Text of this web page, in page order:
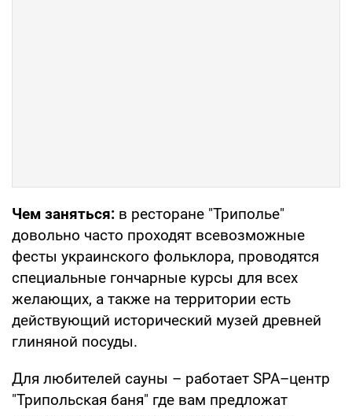
Чем заняться: в ресторане "Триполье"
довольно часто проходят всевозможные
фесты украинского фольклора, проводятся
специальные гончарные курсы для всех
желающих, а также на территории есть
действующий исторический музей древней
глиняной посуды.
Для любителей сауны – работает SPA–центр
"Трипольская баня" где вам предложат